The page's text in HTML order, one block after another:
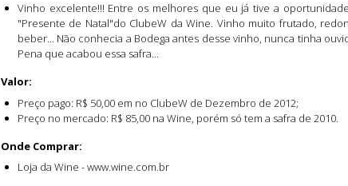
Vinho excelente!!! Entre os melhores que eu já tive a
"Presente de Natal"do ClubeW da Wine. Vinho muito frutado,
beber... Não conhecia a Bodega antes desse vinho, nunca tinha
Pena que acabou essa safra...
Valor:
Preço pago: R$ 50,00 em no ClubeW de Dezembro de 2012;
Preço no mercado: R$ 85,00 na Wine, porém só tem a safra de 2010.
Onde Comprar:
Loja da Wine - www.wine.com.br